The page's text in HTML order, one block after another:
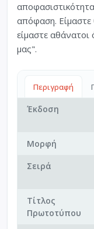
απόφαση. Είμαστε
είμαστε
μας".
Περιγραφή
Έκδοση
Μορφή
Σειρά
Τίτλος
Πρωτοτύπου